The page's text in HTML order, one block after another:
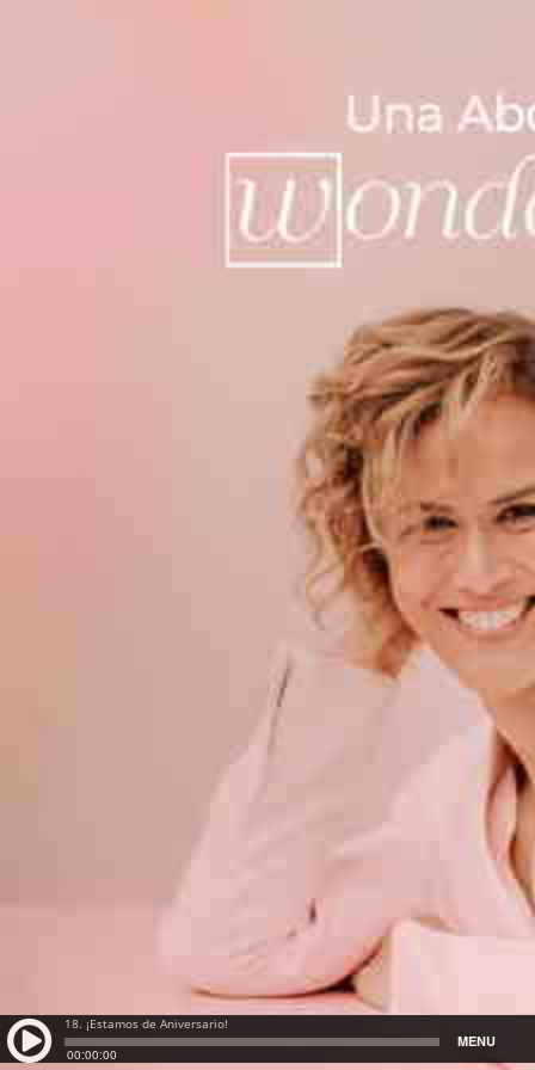
18. ¡Estamos de Aniversario!
00:00:00
MENU